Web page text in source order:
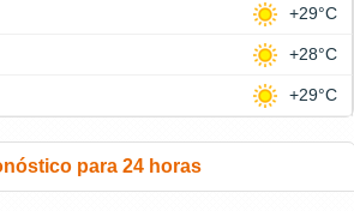
+29°C
+28°C
+29°C
para 24 horas